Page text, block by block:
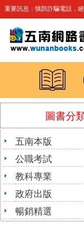
重要訊息：慎防詐騙電話，
圖書分
五南本版
公職考試
教科專業
政府出版
暢銷精選